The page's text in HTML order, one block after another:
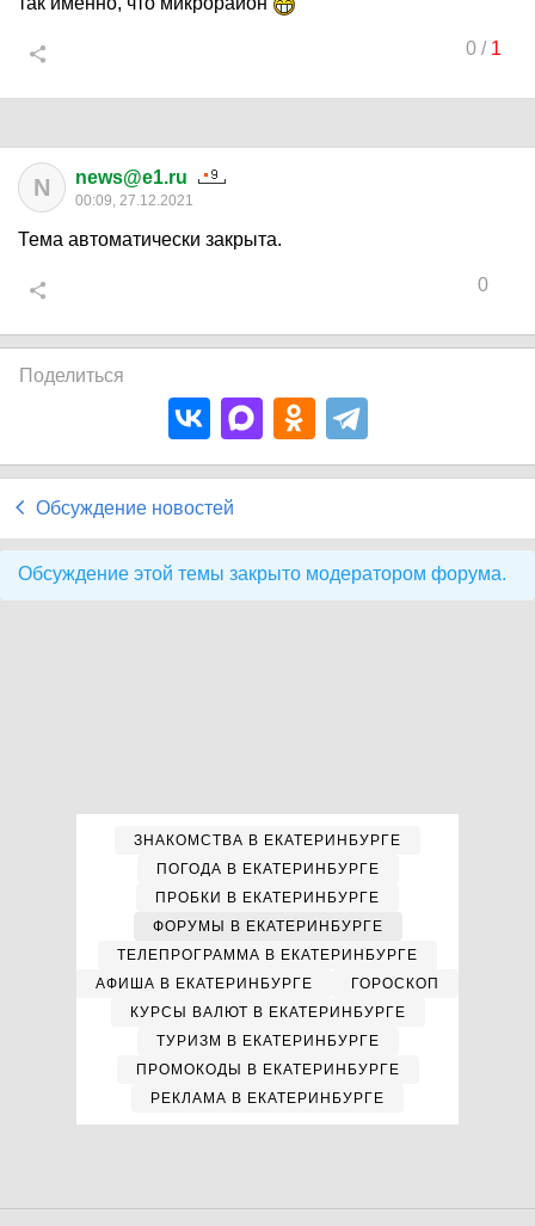
0/ 1
N news@e1.ru
00:09, 27.12.2021
Тема автоматически закрыта.
0
Поделиться
Обсуждение новостей
Обсуждение этой темы закрыто модератором форума.
ЗНАКОМСТВА В ЕКАТЕРИНБУРГЕ
ПОГОДА В ЕКАТЕРИНБУРГЕ
ПРОБКИ В ЕКАТЕРИНБУРГЕ
ФОРУМЫ В ЕКАТЕРИНБУРГЕ
ТЕЛЕПРОГРАММА В ЕКАТЕРИНБУРГЕ
АФИША В ЕКАТЕРИНБУРГЕ
ГОРОСКОП
КУРСЫ ВАЛЮТ В ЕКАТЕРИНБУРГЕ
ТУРИЗМ В ЕКАТЕРИНБУРГЕ
ПРОМОКОДЫ В ЕКАТЕРИНБУРГЕ
РЕКЛАМА В ЕКАТЕРИНБУРГЕ